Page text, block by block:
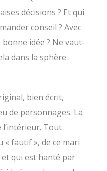
décisions ? Et qui
conseil ? Avec
idée ? Ne vaut-
dans la sphère
bien écrit,
de personnages. La
l’intérieur. Tout
« fautif », de ce mari
et qui est hanté par